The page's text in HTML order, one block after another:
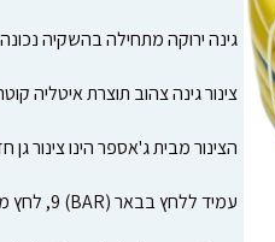
גינה ירוקה מתחילה בהשקיה
צינור גינה צהוב תוצרת איטליה קוטר
הצינור מבית ג'אספר הינו צינור גן
עמיד ללחץ בבאר (BAR) 9, לחץ מתפרץ בבאר (BAR) 27.